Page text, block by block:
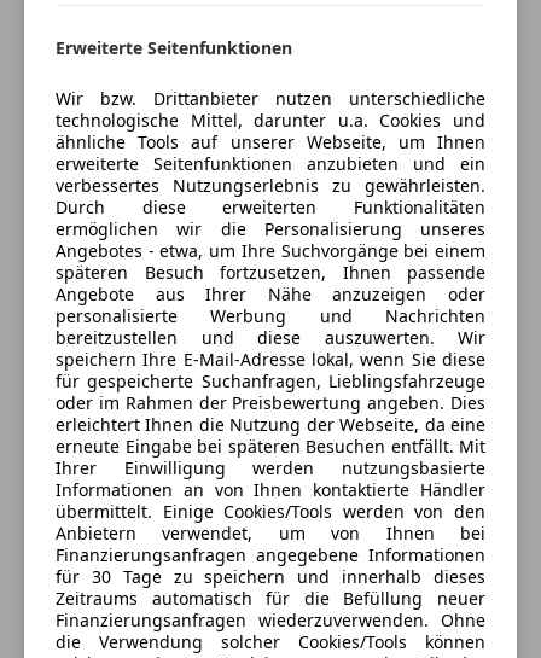
Tagfahrlicht
Traktionskontrolle
Wegfahrsperre
Zentralverriegelung
Extras
Alufelgen
Dachreling
Partikelfilter
Navigationssystem, Privacy Glass - abgedunkette
Scheiben ab der B- Säule, RCTA -
Querverkehrwarnung, Scheibenwischerblätter über
Windschutscheibe beheizbar, Seitenschweller mit
integrierter Leiste in grau, Sensor für
Scheibenwaschanlage (Füllstand), Sicherheitsgurte
vorne höhenverstellbar mit Gurtstraffer und
Kraftbegrenzer, SLIF -
Höchstgeschwindigkeitswarnung inklusive
Verkehrsschilderkennung, Smart Key inkl. Startknopf,
SPAS - Intelligenter Einpark-Assistent, Statisches
Kurvenlicht, Supervision Armaturen mit 4.2 Zoll TFT
Display, Tire Mobility Kit, Türgriffe innen in silber
matt, Türoffner außen in Chrom, Umklappfunktion
der hinteren Sitzreihe - 1 Handgriff, Uni Lackierung,
Unterfahrschutzblende hinten in grau,
Unterfahrschutzblende vorne in grau, USB und AUX -
Anschluss, Widschutzscheibe aus Solarglas mit
Tönungsstreifen,
Automobile Swoboda Alpenstraße
GmbH & Co KG
Sternebewertung 4 von 5
4Sterne
(75% Weiterempfehlungen)
Anbieter auf AutoScout24 seit 2011
Alpenstraße 4,
5081 Anif, AT
Kontakt
Alle Fahrzeuge des Anbieters
Anbieter kontaktieren
Deine Nachricht
Erweiterte Seitenfunktionen
Wir bzw. Drittanbieter nutzen unterschiedliche
technologische Mittel, darunter u.a. Cookies und
ähnliche Tools auf unserer Webseite, um Ihnen
erweiterte Seitenfunktionen anzubieten und ein
verbessertes Nutzungserlebnis zu gewährleisten.
Durch diese erweiterten Funktionalitäten
ermöglichen wir die Personalisierung unseres
Angebotes - etwa, um Ihre Suchvorgänge bei einem
späteren Besuch fortzusetzen, Ihnen passende
Angebote aus Ihrer Nähe anzuzeigen oder
personalisierte Werbung und Nachrichten
bereitzustellen und diese auszuwerten. Wir
speichern Ihre E-Mail-Adresse lokal, wenn Sie diese
für gespeicherte Suchanfragen, Lieblingsfahrzeuge
oder im Rahmen der Preisbewertung angeben. Dies
erleichtert Ihnen die Nutzung der Webseite, da eine
erneute Eingabe bei späteren Besuchen entfällt. Mit
Ihrer Einwilligung werden nutzungsbasierte
Informationen an von Ihnen kontaktierte Händler
übermittelt. Einige Cookies/Tools werden von den
Anbietern verwendet, um von Ihnen bei
Finanzierungsanfragen angegebene Informationen
für 30 Tage zu speichern und innerhalb dieses
Zeitraums automatisch für die Befüllung neuer
Finanzierungsanfragen wiederzuverwenden. Ohne
die Verwendung solcher Cookies/Tools können